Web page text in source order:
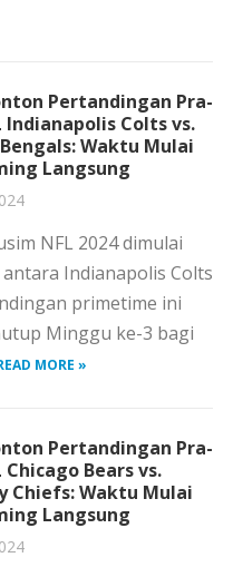
Pertandingan Pra-
Indianapolis Colts vs.
Waktu Mulai
Langsung
NFL 2024 dimulai
Indianapolis Colts
primetime ini
Minggu ke-3 bagi
MORE »
Pertandingan Pra-
Chicago Bears vs.
Chiefs: Waktu Mulai
Langsung